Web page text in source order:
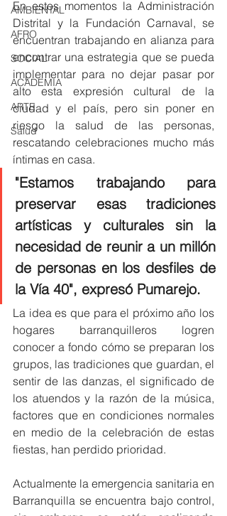
AMBIENTAL
AFRO
SOCIAL
ACADEMIA
ARTE
Salud
En estos momentos la Administración
Distrital y la Fundación Carnaval, se
encuentran trabajando en alianza para
encontrar una estrategia que se pueda
implementar para no dejar pasar por
alto esta expresión cultural de la
ciudad y el país, pero sin poner en
riesgo la salud de las personas,
rescatando celebraciones mucho más
íntimas en casa.
"Estamos trabajando para
preservar esas tradiciones
artísticas y culturales sin la
necesidad de reunir a un millón
de personas en los desfiles de
la Vía 40", expresó Pumarejo.
La idea es que para el próximo año los
hogares barranquilleros logren
conocer a fondo cómo se preparan los
grupos, las tradiciones que guardan, el
sentir de las danzas, el significado de
los atuendos y la razón de la música,
factores que en condiciones normales
en medio de la celebración de estas
fiestas, han perdido prioridad.
Actualmente la emergencia sanitaria en
Barranquilla se encuentra bajo control,